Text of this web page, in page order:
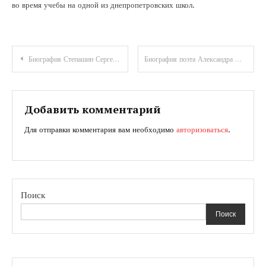
во время учебы на одной из днепропетровских школ.
Навигация
по
записям
Биография Степашин Сергей Николаевич — выдающийся государственный деятель, политик и эксперт в области финансов и безопасности Российской Федерации Биография поэта Александра Шаганова — великого гения русской поэзии, чьи стихи сотрясают основы души и вдохновляют на вечное откровение
Добавить комментарий
Для отправки комментария вам необходимо авторизоваться.
Поиск
Поиск